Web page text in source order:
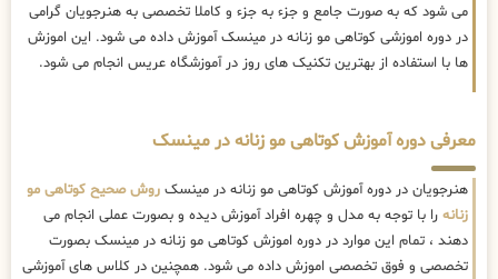
می شود که به صورت جامع و جزء به جزء و کاملا تخصصی به هنرجویان گرامی
در دوره اموزشی کوتاهی مو زنانه در مینسک آموزش داده می شود. این اموزش
ها با استفاده از بهترین تکنیک های روز در آموزشگاه عریس انجام می شود.
معرفی دوره آموزش کوتاهی مو زنانه در مینسک
هنرجویان در دوره آموزش کوتاهی مو زنانه در مینسک روش صحیح کوتاهی مو
زنانه را با توجه به مدل و چهره افراد آموزش دیده و بصورت عملی انجام می
دهند ، تمام این موارد در دوره اموزش کوتاهی مو زنانه در مینسک بصورت
تخصصی و فوق تخصصی اموزش داده می شود. همچنین در کلاس های آموزشی